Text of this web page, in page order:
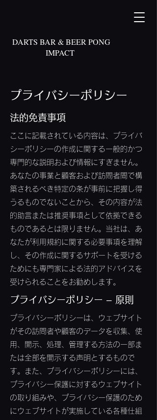
DARTS BAR & BEER PONG
IMPACT
プライバシーポリシー
法的免責事項
ここに記載されている内容は、プライバ
シーポリシーの作成に関する一般的かつ
専門的な説明および情報にすぎません。
あなたの事業と顧客および訪問者間で構
築されるべき特定の条が事前に把握し得
うるものでないことから、その内容が法
的助言または推奨事項として依拠できる
ものであるとは限りません。当社は、あ
なたが利用規約に関する必要事項を理解
し、その作成に関するサポートを受ける
ためにも専門家による法的アドバイスを
受けられることをお勧めします。
プライバシーポリシー – 原則
プライバシーポリシーは、ウェブサイト
がその訪問者や顧客のデータを収集、使
用、開示、処理、管理する方法の一部ま
たは全部を開示する声明とするもので
す。また、プライバシーポリシーには、
プライバシー保護に対するウェブサイト
の取り組みや、プライバシー保護のため
にウェブサイトが実施している各種仕組